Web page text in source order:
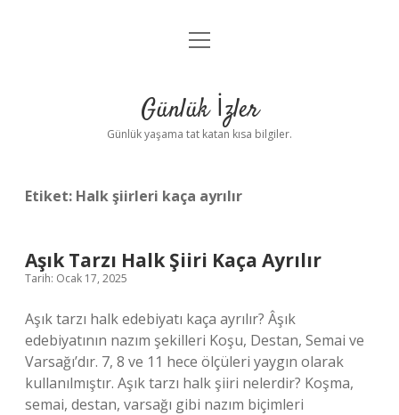
Anasayfa
Yasal Uyarı
menüyü
Günlük İzler
Günlük yaşama tat katan kısa bilgiler.
Etiket: Halk şiirleri kaça ayrılır
Aşık Tarzı Halk Şiiri Kaça Ayrılır
Tarih: Ocak 17, 2025
Aşık tarzı halk edebiyatı kaça ayrılır? Âşık
edebiyatının nazım şekilleri Koşu, Destan, Semai ve
Varsağı’dır. 7, 8 ve 11 hece ölçüleri yaygın olarak
kullanılmıştır. Aşık tarzı halk şiiri nelerdir? Koşma,
semai, destan, varsağı gibi nazım biçimleri